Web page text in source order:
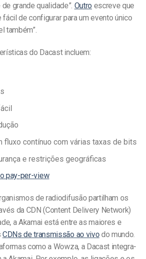
grande qualidade”. Outro escreve que
fácil de configurar para um evento único
também”.
do Dacast incluem:
fluxo contínuo com várias taxas de bits
e restrições geográficas
pay-per-view
de radiodifusão partilham os
da CDN (Content Delivery Network)
a Akamai está entre as maiores e
CDNs de transmissão ao vivo do mundo.
como a Wowza, a Dacast integra-